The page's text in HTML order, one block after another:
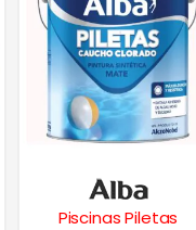
Pizarrones Pintura